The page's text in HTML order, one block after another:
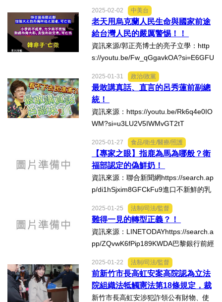
2025-02-02 中美台
老天用烏克蘭人民生命與國家前途
給台灣人民的嚴厲警惕！！
資訊來源/郭正亮博士的亮子立學：http
s://youtu.be/Fw_qGgavkOA?si=E6GFU
2025-01-31 政治/政黨
最敢講真話、直言的呂秀蓮前副總
統！
資訊來源：https://youtu.be/Rk6q4e0IO
WM?si=u3LU2V5IWMvGT2tT
2025-01-27 食品/衛生/醫療/照護
【專家之眼】指鹿為馬為哪般？衛
福部認定的偽鮮奶！
資訊來源：聯合新聞網https://search.ap
p/di1hSjxim8GFCkFu9進口不新鮮的乳
酪農業、消費者的一致反對，儘管衛福
部食藥署提出的修正草案，但仍堅決要
讓「偽鮮奶」使用鮮奶一...
2025-01-25 法制/司法/監督
難得一見的轉型正義？！
資訊來源：LINETODAYhttps://search.a
pp/ZQvwK6fPip189KWDA巴黎銀行前經
一票「翁友友」司法官聯手誣陷，他被
二審判刑4月、緩刑3年，結果在上訴最
高法院時含冤而死。多...
2025-01-22 法制/司法/監督
前新竹市長高虹安案高院認為立法
院組織法牴觸憲法第18條規定，裁
定停審，聲請憲法法庭宣告條文違
新竹市長高虹安涉犯詐領公有財物、使